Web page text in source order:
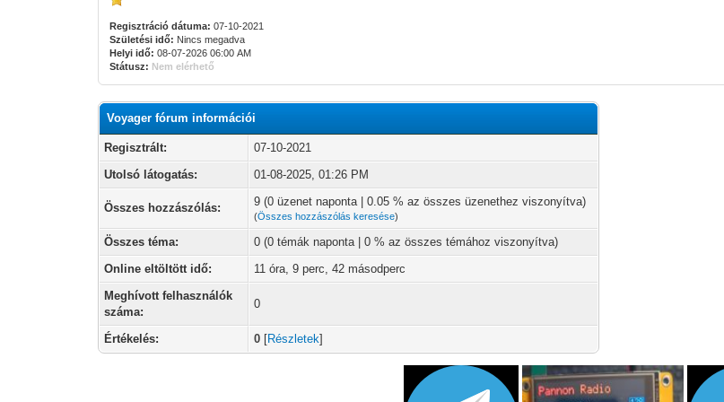
Regisztráció dátuma: 07-10-2021
Születési idő: Nincs megadva
Helyi idő: 08-07-2026 06:00 AM
Státusz: Nem elérhető
Voyager fórum információi
Regisztrált:
07-10-2021
Utolsó látogatás:
01-08-2025, 01:26 PM
Összes hozzászólás: 9 (0 üzenet naponta | 0.05 % az összes üzenethez viszonyítva)
(Összes hozzászólás keresése)
Összes téma:
0 (0 témák naponta | 0 % az összes témához viszonyítva)
Online eltöltött idő:
11 óra, 9 perc, 42 másodperc
Meghívott felhasználók
száma:
0
Értékelés: 0 [Részletek]